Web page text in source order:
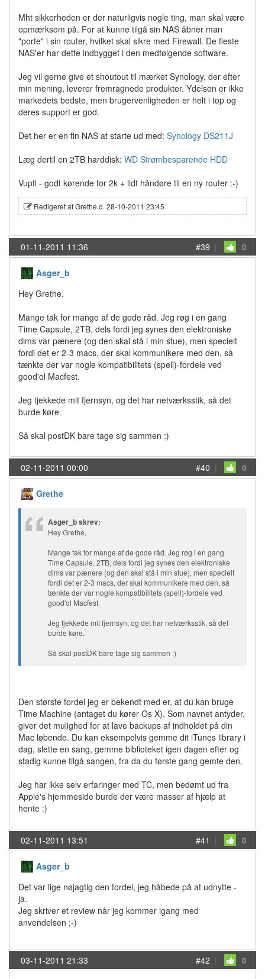
Mht sikkerheden er der naturligvis nogle ting, man skal være
opmærksom på. For at kunne tilgå sin NAS åbner man
"porte" i sin router, hvilket skal sikre med Firewall. De fleste
NAS'er har dette indbygget i den medfølgende software.
Jeg vil gerne give et shoutout til mærket Synology, der efter
min mening, leverer fremragnede produkter. Ydelsen er ikke
markedets bedste, men brugervenligheden er helt i top og
deres support er god.
Det her er en fin NAS at starte ud med: Synology DS211J
Læg dertil en 2TB harddisk: WD Strømbesparende HDD
Vupti - godt kørende for 2k + lidt håndøre til en ny router :-)
Redigeret af Grethe d. 28-10-2011 23:45
01-11-2011 11:36 #39 | 0
Asger_b
Hey Grethe,
Mange tak for mange af de gode råd. Jeg røg i en gang
Time Capsule, 2TB, dels fordi jeg synes den elektroniske
dims var pænere (og den skal stå i min stue), men specielt
fordi det er 2-3 macs, der skal kommunikere med den, så
tænkte der var nogle kompatibilitets (spell)-fordele ved
good'ol Macfest.
Jeg tjekkede mit fjernsyn, og det har netværksstik, så det
burde køre.
Så skal postDK bare tage sig sammen :)
02-11-2011 00:00 #40 | 0
Grethe
Asger_b skrev:
Hey Grethe,
Mange tak for mange af de gode råd. Jeg røg i en gang
Time Capsule, 2TB, dels fordi jeg synes den elektroniske
dims var pænere (og den skal stå i min stue), men specielt
fordi det er 2-3 macs, der skal kommunikere med den, så
tænkte der var nogle kompatibilitets (spell)-fordele ved
good'ol Macfest.
Jeg tjekkede mit fjernsyn, og det har netværksstik, så det
burde køre.
Så skal postDK bare tage sig sammen :)
Den største fordel jeg er bekendt med er, at du kan bruge
Time Machine (antaget du kører Os X). Som navnet antyder,
giver det mulighed for at lave backups af indholdet på din
Mac løbende. Du kan eksempelvis gemme dit iTunes library i
dag, slette en sang, gemme biblioteket igen dagen efter og
stadig kunne tilgå sangen, fra da du første gang gemte den.
Jeg har ikke selv erfaringer med TC, men bedømt ud fra
Apple's hjemmeside burde der være masser af hjælp at
hente :)
02-11-2011 13:51 #41 | 0
Asger_b
Det var lige nøjagtig den fordel, jeg håbede på at udnytte -
ja.
Jeg skriver et review når jeg kommer igang med
anvendelsen ;-)
03-11-2011 21:33 #42 | 0